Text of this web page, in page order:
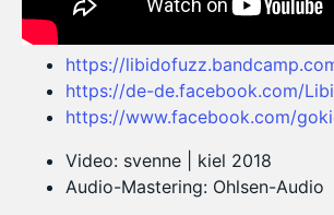
https://
https://de-de.facebook.com/
https://www.facebook.com/
Video: svenne | kiel 2018
Audio-Mastering: Ohlsen-Audio